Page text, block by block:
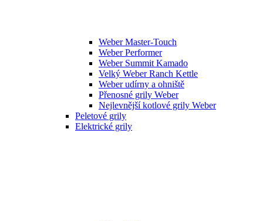
Weber Master-Touch
Weber Performer
Weber Summit Kamado
Velký Weber Ranch Kettle
Weber udírny a ohniště
Přenosné grily Weber
Nejlevnější kotlové grily Weber
Peletové grily
Elektrické grily